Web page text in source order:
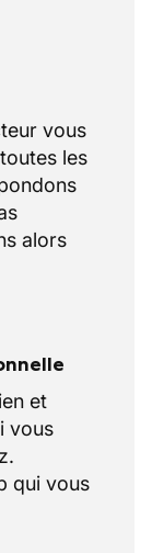
vous
les
alors
et
vous
qui vous